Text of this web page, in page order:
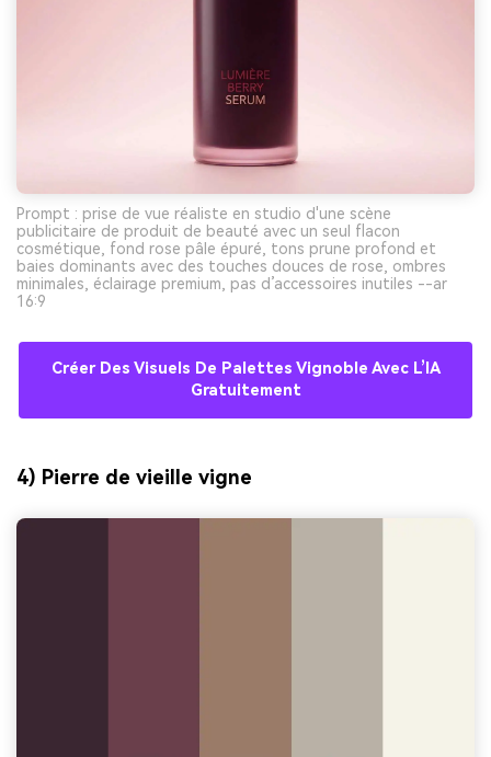
Prompt : prise de vue réaliste en studio d'une scène
publicitaire de produit de beauté avec un seul flacon
cosmétique, fond rose pâle épuré, tons prune profond et
baies dominants avec des touches douces de rose, ombres
minimales, éclairage premium, pas d’accessoires inutiles --ar
16:9
Créer Des Visuels De Palettes Vignoble Avec L’IA
Gratuitement
4) Pierre de vieille vigne